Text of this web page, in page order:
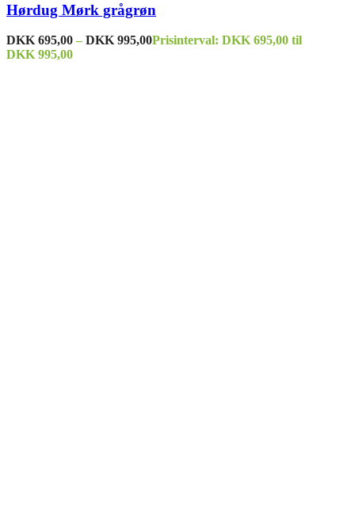
Hørdug Mørk grågrøn
DKK 695,00 – DKK 995,00Prisinterval: DKK 695,00 til
DKK 995,00